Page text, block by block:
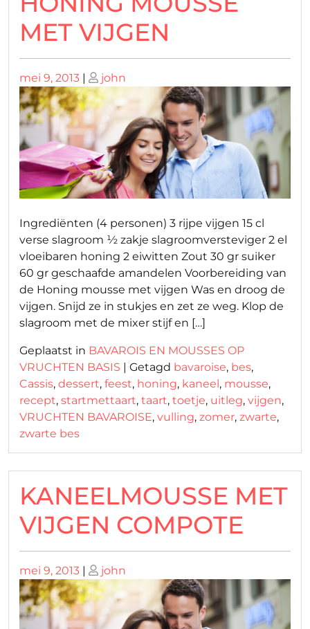
MET VIJGEN
Geplaatst
op
mei 9, 2013 | Geplaatst
op
john
Ingrediënten (4 personen) 3 rijpe vijgen 15 cl
verse slagroom ½ zakje slagroomversteviger 2 el
vloeibaren honing 2 eiwitten Zout 30 gr suiker
60 gr geschaafde amandelen Voorbereiding van
de Honing mousse met vijgen Was en droog de
vijgen. Snijd ze in stukjes en zet ze weg. Klop de
slagroom met de mixer stijf en […]
Geplaatst in BAVAROIS EN MOUSSES OP
VRUCHTEN BASIS | Getagd bavaroise, bes,
Cassis, dessert, feest, honing, kaneel, mousse,
recept, startmettaart, taart, toetje, uitleg, vijgen,
VRUCHTEN BAVAROISE, vulling, zomer, zwarte,
zwarte bes
KANEELMOUSSE MET
VIJGEN COMPOTE
Geplaatst
op
mei 9, 2013 | Geplaatst
op
john